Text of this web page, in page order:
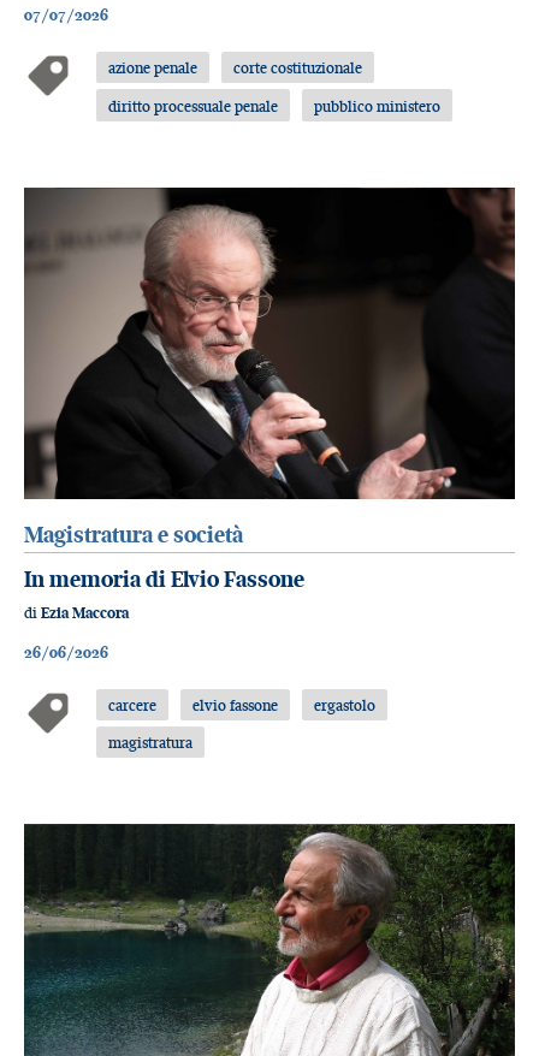
07/07/2026
azione penale
corte costituzionale
diritto processuale penale
pubblico ministero
Magistratura e società
In memoria di Elvio Fassone
di Ezia Maccora
26/06/2026
carcere elvio fassone
ergastolo
magistratura